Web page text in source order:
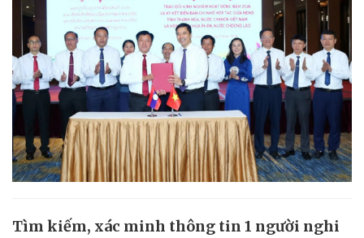
Tìm kiếm, xác minh thông tin 1 người nghi